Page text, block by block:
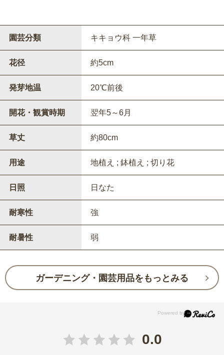
園芸分類 キキョウ科 一年草
花径 約5cm
発芽地温 20℃前後
開花・観賞時期 翌年5～6月
草丈 約80cm
用途 地植え ; 鉢植え ; 切り花
日照 日なた
耐寒性 強
耐暑性 弱
ガーデニング・園芸用品をもっとみる
0.0